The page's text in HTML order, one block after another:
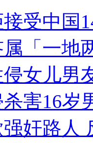
受中国
「一地
女儿男
害16岁
奸路人